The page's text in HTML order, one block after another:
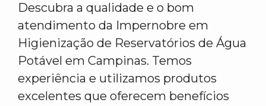
Descubra a qualidade e o bom
atendimento da Impernobre em
Higienização de Reservatórios de Água
Potável em Campinas. Temos
experiência e utilizamos produtos
excelentes que oferecem benefícios